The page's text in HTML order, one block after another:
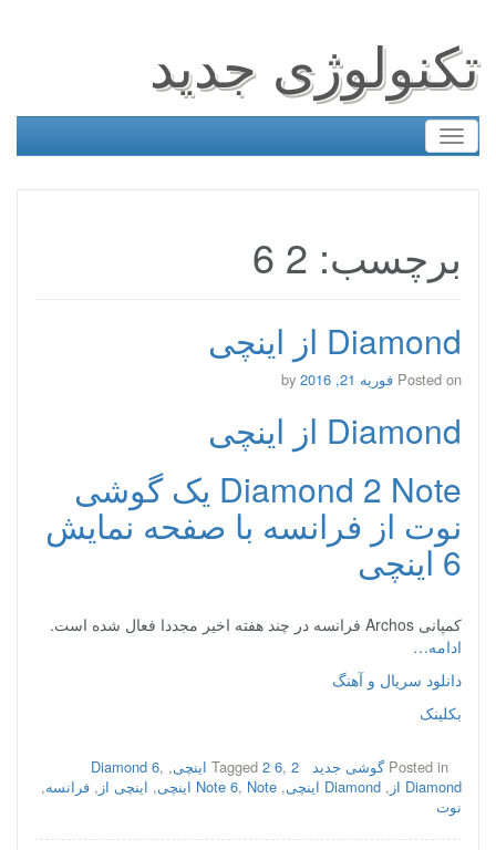
تکنولوژی جدید
Toggle
navigation
برچسب: 2 6
Diamond از اینچی
Posted on فوریه 21, 2016
Diamond از اینچی
Diamond 2 Note یک گوشی
نوت از فرانسه با صفحه نمایش
6 اینچی
کمپانی Archos فرانسه در چند هفته اخیر مجددا فعال شده است.
ادامه…
دانلود سریال و آهنگ
بکلینک
Posted in گوشی جدید Tagged 2 6, 2 اینچی ,
Diamond 6,
Diamond از
, Diamond اینچی ,
Note 6, Note اینچی , اینچی از , فرانسه,
نوت